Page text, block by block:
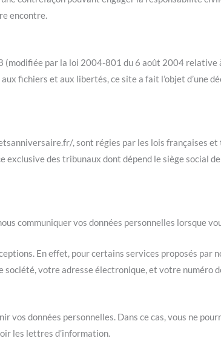
encontre.
par la loi 2004-801 du 6 août 2004 relative
fichiers et aux libertés, ce site a fait l’objet d’une
, sont régies par les lois françaises
exclusive des tribunaux dont dépend le siège social
communiquer vos données personnelles
En effet, pour certains services proposés par
votre adresse électronique, et votre numéro
vos données personnelles. Dans ce cas, vous ne
les lettres d’information.